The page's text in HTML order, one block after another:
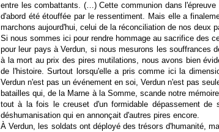
entre les combattants. (…) Cette communion dans
d'abord été étouffée par le ressentiment. Mais elle a
marchons aujourd'hui, celui de la réconciliation de nos deux
Si nous sommes ici pour rendre hommage au sacrifice des
pour leur pays à Verdun, si nous mesurons les souffrances
à la mort au prix des pires mutilations, nous avons bien
de l'histoire. Surtout lorsqu'elle a pris comme ici la
Verdun n'est pas un événement en soi, Verdun n'est pas
batailles qui, de la Marne à la Somme, scande notre
tout à la fois le creuset d'un formidable dépassement de
déshumanisation qui en annonçait d'autres pires encore.
À Verdun, les soldats ont déployé des trésors d'humanité,